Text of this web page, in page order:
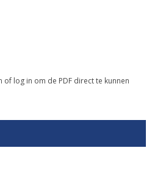
of log in om de PDF direct te kunnen